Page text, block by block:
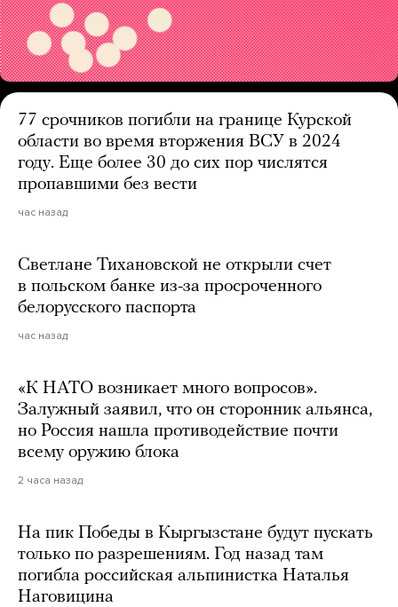
77 срочников погибли на границе Курской
области во время вторжения ВСУ в 2024
году. Еще более 30 до сих пор числятся
пропавшими без вести
час назад
Светлане Тихановской не открыли счет
в польском банке из-за просроченного
белорусского паспорта
час назад
«К НАТО возникает много вопросов».
Залужный заявил, что он сторонник альянса,
но Россия нашла противодействие почти
всему оружию блока
2 часа назад
На пик Победы в Кыргызстане будут пускать
только по разрешениям. Год назад там
погибла российская альпинистка Наталья
Наговицина